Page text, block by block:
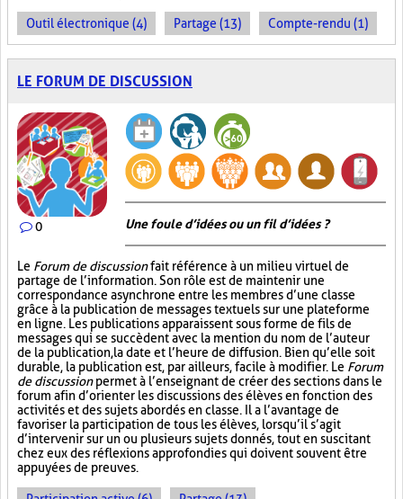
Outil électronique (4) Partage (13) Compte-rendu (1)
LE FORUM DE DISCUSSION
0 Une foule d’idées ou un fil d’idées ?
Le Forum de discussionfait référence à un milieu virtuel de
partage de l’information. Son rôle est de maintenir une
correspondance asynchrone entre les membres d’une classe
grâce à la publication de messages textuels sur une plateforme
en ligne. Les publications apparaissent sous forme de fils de
messages qui se succèdent avec la mention du nom de l’auteur
de la publication, la date et l’heure de diffusion. Bien qu’elle soit
durable, la publication est, par ailleurs, facile à modifier. Le Forum
de discussionpermet à l’enseignant de créer des sections dans le
forum afin d’orienter les discussions des élèves en fonction des
activités et des sujets abordés en classe. Il a l’avantage de
favoriser la participation de tous les élèves, lorsqu’il s’agit
d’intervenir sur un ou plusieurs sujets donnés, tout en suscitant
chez eux des réflexions approfondies qui doivent souvent être
appuyées de preuves.